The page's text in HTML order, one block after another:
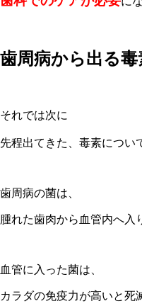
歯周病から出る毒
それでは次に
先程出てきた、毒素につい
歯周病の菌は、
腫れた歯肉から血管内へ入
血管に入った菌は、
カラダの免疫力が高いと死